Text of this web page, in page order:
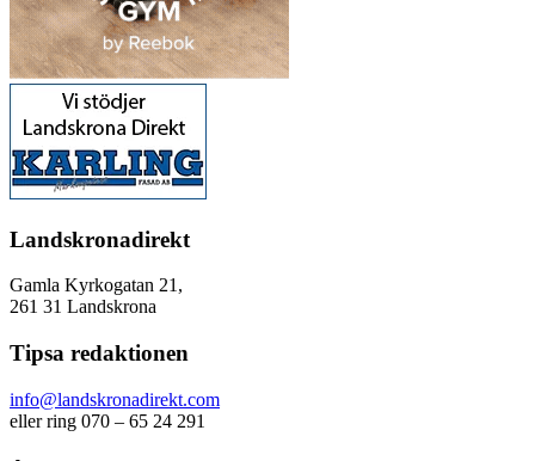
Landskronadirekt
Gamla Kyrkogatan 21,
261 31 Landskrona
Tipsa redaktionen
info@landskronadirekt.com
eller ring 070 – 65 24 291